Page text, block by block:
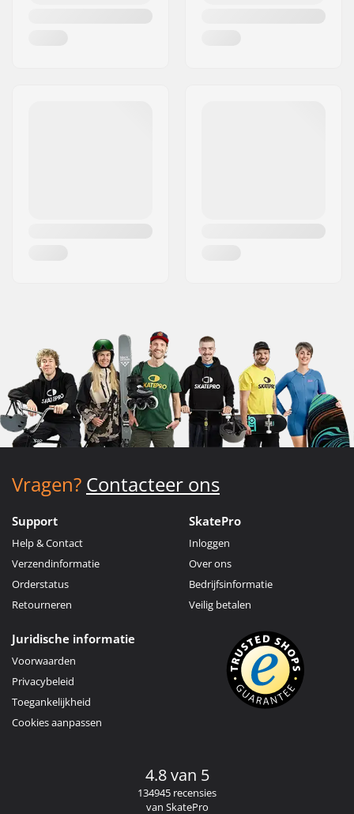
Vragen? Contacteer ons
Support
Help & Contact
Verzendinformatie
Orderstatus
Retourneren
SkatePro
Inloggen
Over ons
Bedrijfsinformatie
Veilig betalen
Juridische informatie
Voorwaarden
Privacybeleid
Toegankelijkheid
Cookies aanpassen
4.8 van 5
134945 recensies
van SkatePro